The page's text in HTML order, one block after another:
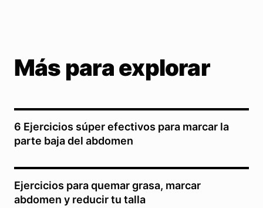
Más para explorar
6 Ejercicios súper efectivos para marcar la
parte baja del abdomen
Ejercicios para quemar grasa, marcar
abdomen y reducir tu talla